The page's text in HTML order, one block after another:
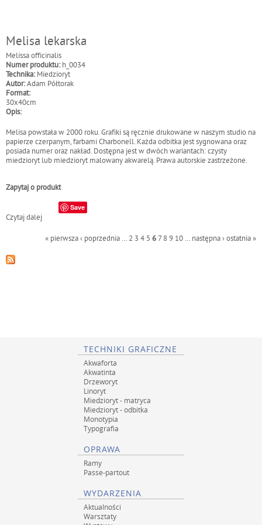
Melisa lekarska
Melissa officinalis
Numer produktu: h_0034
Technika: Miedzioryt
Autor:Adam Półtorak
Format:
30x40cm
Opis:
Melisa powstała w 2000 roku. Grafiki są ręcznie drukowane w naszym studio na
papierze czerpanym, farbami Charbonell. Każda odbitka jest sygnowana oraz
posiada numer oraz nakład. Dostępna jest w dwóch wariantach: czysty
miedzioryt lub miedzioryt malowany akwarelą. Prawa autorskie zastrzeżone.
Zapytaj o produkt
Save
Czytaj dalej
t
« pierwsza‹ poprzednia … 2 3 4 5 67 89 10 … następna ›ostatnia »
TECHNIKI GRAFICZNE
Akwaforta
Akwatinta
Drzeworyt
Linoryt
Miedzioryt - matryca
Miedzioryt - odbitka
Monotypia
Typografia
OPRAWA
Ramy
Passe-partout
WYDARZENIA
Aktualności
Warsztaty